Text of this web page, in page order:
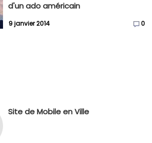
d'un ado américain
9 janvier 2014 0
Site de Mobile en Ville